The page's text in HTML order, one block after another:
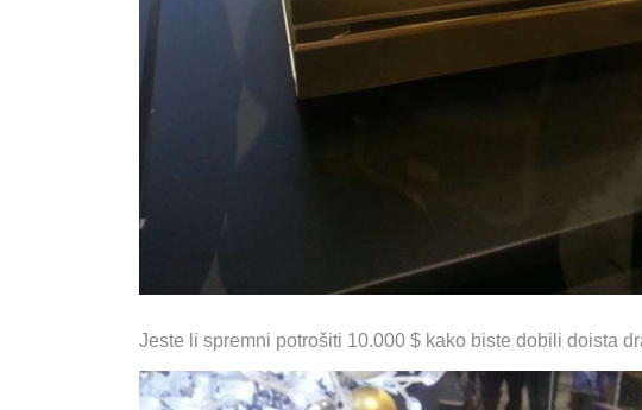
Jeste li spremni potrošiti 10.000 $ kako biste dobili doista